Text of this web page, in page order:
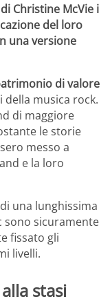
Christine McVie i
del loro
una versione
di valore
musica rock.
di maggiore
le storie
messo a
e la loro
una lunghissima
sono sicuramente
fissato gli
livelli.
stasi